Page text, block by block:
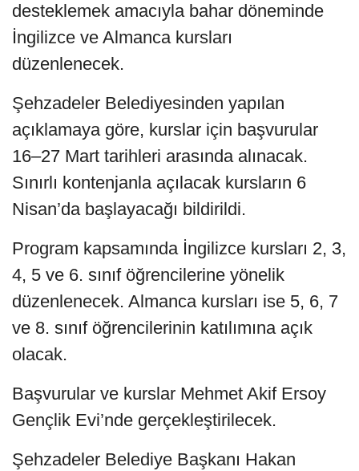
desteklemek amacıyla bahar döneminde
İngilizce ve Almanca kursları
düzenlenecek.
Şehzadeler Belediyesinden yapılan
açıklamaya göre, kurslar için başvurular
16–27 Mart tarihleri arasında alınacak.
Sınırlı kontenjanla açılacak kursların 6
Nisan’da başlayacağı bildirildi.
Program kapsamında İngilizce kursları 2, 3,
4, 5 ve 6. sınıf öğrencilerine yönelik
düzenlenecek. Almanca kursları ise 5, 6, 7
ve 8. sınıf öğrencilerinin katılımına açık
olacak.
Başvurular ve kurslar Mehmet Akif Ersoy
Gençlik Evi’nde gerçekleştirilecek.
Şehzadeler Belediye Başkanı Hakan